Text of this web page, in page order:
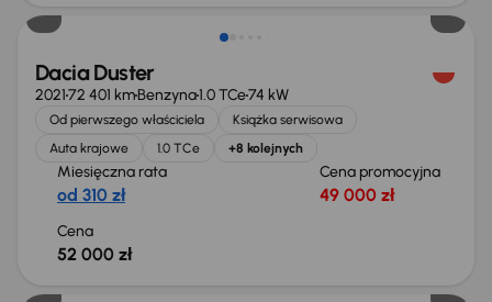
Dacia Duster
202172 401 kmBenzyna1.0 TCe74 kW
Od pierwszego właściciela
Książka serwisowa
Auta krajowe
1.0 TCe +8 kolejnych
Miesięczna rata
od 310 zł
Cena promocyjna
49 000 zł
Cena
52 000 zł